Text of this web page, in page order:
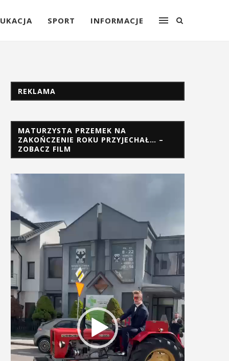
SPORT INFORMACJE
REKLAMA
MATURZYSTA PRZEMEK NA
ZAKOŃCZENIE ROKU PRZYJECHAŁ… –
ZOBACZ FILM
Odtwarzacz
video